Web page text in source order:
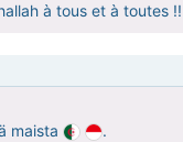
à tous et à toutes !!
maista
.